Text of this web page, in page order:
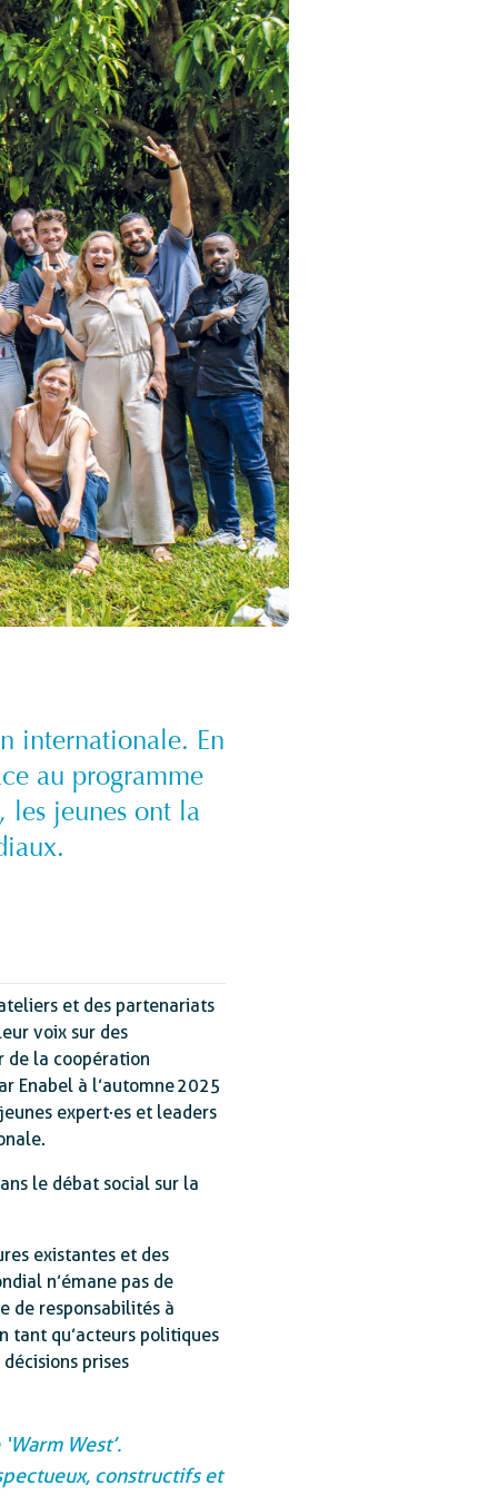
internationale. En
au programme
les jeunes ont la
et des partenariats
voix sur des
de la coopération
Enabel à l’automne 2025
expert·es et leaders
le débat social sur la
existantes et des
n’émane pas de
de responsabilités à
tant qu’acteurs politiques
prises
West’.
constructifs et